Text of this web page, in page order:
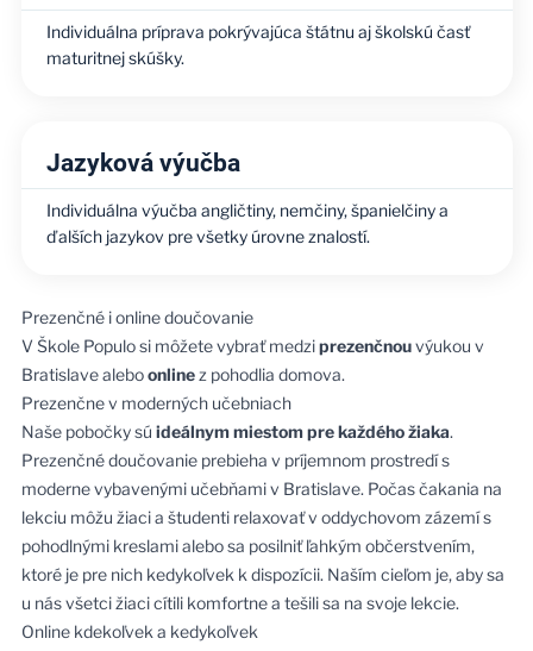
Individuálna príprava pokrývajúca štátnu aj školskú časť
maturitnej skúšky.
Jazyková výučba
Individuálna výučba angličtiny, nemčiny, španielčiny a
ďalších jazykov pre všetky úrovne znalostí.
Prezenčné i online doučovanie
V Škole Populo si môžete vybrať medziprezenčnouvýukou v
Bratislave aleboonlinez pohodlia domova.
Prezenčne v moderných učebniach
Naše pobočky sú ideálnym miestom pre každého žiaka.
Prezenčné doučovanie prebieha v príjemnom prostredí s
moderne vybavenými učebňami v Bratislave. Počas čakania na
lekciu môžu žiaci a študenti relaxovať v oddychovom zázemí s
pohodlnými kreslami alebo sa posilniť ľahkým občerstvením,
ktoré je pre nich kedykoľvek k dispozícii. Naším cieľom je, aby sa
u nás všetci žiaci cítili komfortne a tešili sa na svoje lekcie.
Online kdekoľvek a kedykoľvek